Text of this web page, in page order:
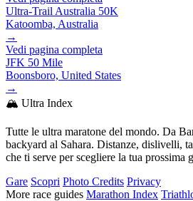
Ultra-Trail Australia 50K
Katoomba, Australia
→
Vedi pagina completa
JFK 50 Mile
Boonsboro, United States
→
🏔️ Ultra Index
Tutte le ultra maratone del mondo. Da
backyard al Sahara. Distanze, dislivelli,
che ti serve per scegliere la tua prossima
Gare Scopri Photo Credits Privacy
More race guides Marathon Index